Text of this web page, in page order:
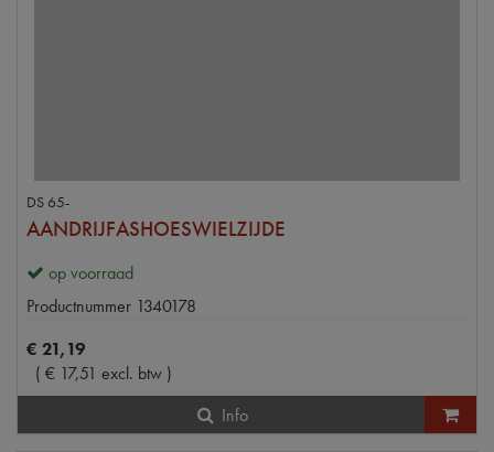
DS 65-
AANDRIJFASHOESWIELZIJDE
op voorraad
Productnummer 1340178
€ 21,19
( € 17,51 excl. btw )
Info